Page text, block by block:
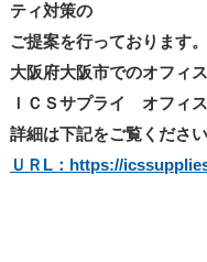
ティ対策の
ご提案を行っております。
大阪府大阪市でのオフィ
ＩＣＳサプライ オフィ
詳細は下記をご覧ください
ＵＲL：https://